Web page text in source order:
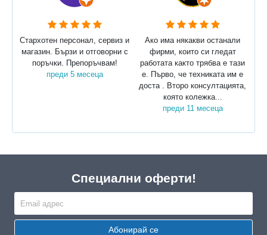
Стархотен персонал, сервиз и
магазин. Бързи и отговорни с
поръчки. Препоръчвам!
преди 5 месеца
Ако има някакви останали
фирми, които си гледат
работата както трябва е тази
е. Първо, че техниката им е
доста . Второ консултацията,
която колежка...
преди 11 месеца
Специални оферти!
Абонирай се